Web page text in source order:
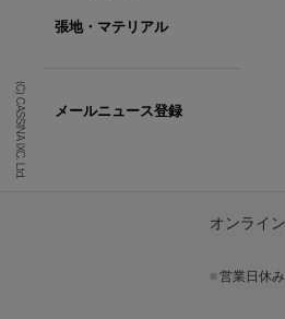
(C) CASSINA IXC. Ltd.
張地・マテリアル
メールニュース登録
オンライ
営業日休